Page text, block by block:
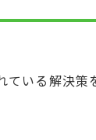
ている解決